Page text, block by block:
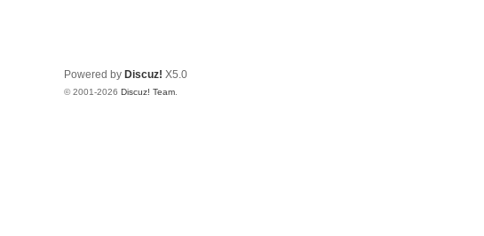
Powered by Discuz! X5.0
© 2001-2026 Discuz! Team